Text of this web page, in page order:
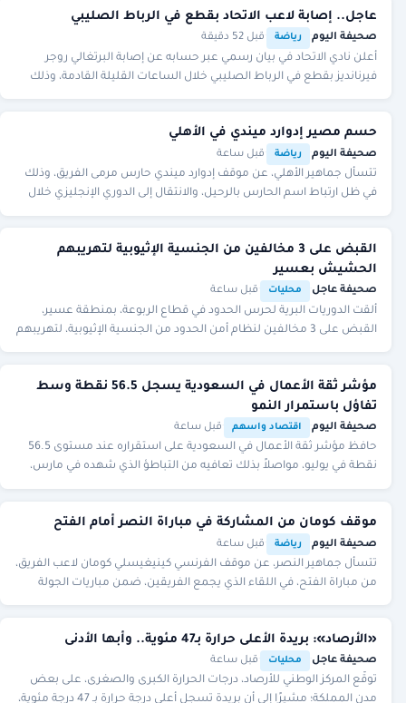
عاجل.. إصابة لاعب الاتحاد بقطع في الرباط الصليبي
صحيفة اليوم رياضة قبل 52 دقيقة
أعلن نادي الاتحاد في بيان رسمي عبر حسابه عن إصابة البرتغالي روجر
فيرنانديز بقطع في الرباط الصليبي خلال الساعات القليلة القادمة، وذلك
حسم مصير إدوارد ميندي في الأهلي
صحيفة اليوم رياضة قبل ساعة
تتسأل جماهير الأهلي، عن موقف إدوارد ميندي حارس مرمى الفريق، وذلك
في ظل ارتباط اسم الحارس بالرحيل، والانتقال إلى الدوري الإنجليزي خلال
القبض على 3 مخالفين من الجنسية الإثيوبية لتهريبهم
الحشيش بعسير
صحيفة عاجل محليات قبل ساعة
ألقت الدوريات البرية لحرس الحدود في قطاع الربوعة، بمنطقة عسير،
القبض على 3 مخالفين لنظام أمن الحدود من الجنسية الإثيوبية، لتهريبهم
مؤشر ثقة الأعمال في السعودية يسجل 56.5 نقطة وسط
تفاؤل باستمرار النمو
صحيفة اليوم اقتصاد واسهم قبل ساعة
حافظ مؤشر ثقة الأعمال في السعودية على استقراره عند مستوى 56.5
نقطة في يوليو، مواصلاً بذلك تعافيه من التباطؤ الذي شهده في مارس،
موقف كومان من المشاركة في مباراة النصر أمام الفتح
صحيفة اليوم رياضة قبل ساعة
تتسأل جماهير النصر، عن موقف الفرنسي كينيغيسلي كومان لاعب الفريق،
من مباراة الفتح، في اللقاء الذي يجمع الفريقين، ضمن مباريات الجولة
الأولي من دور المجموعات لمساب
«الأرصاد»: بريدة الأعلى حرارة بـ47 مئوية.. وأبها الأدنى
صحيفة عاجل محليات قبل ساعة
توقَّع المركز الوطني للأرصاد، درجات الحرارة الكبرى والصغرى، على بعض
مدن المملكة؛ مشيرًا إلى أن بريدة تسجل أعلى درجة حرارة بـ 47 درجة مئوية،